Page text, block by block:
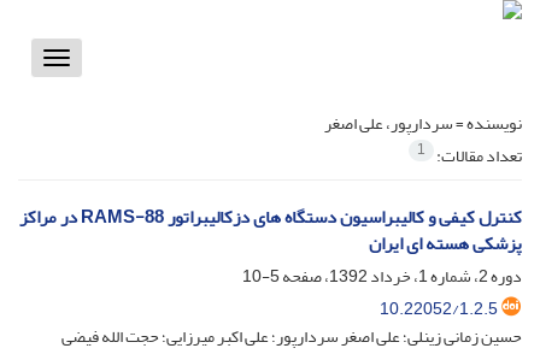
Toggle
نویسنده =سردارپور، علی اصغر
تعداد مقالات: 1
کنترل کیفی و کالیبراسیون دستگاه های دزکالیبراتور RAMS-88 در مراکز
پزشکی هسته ای ایران
دوره 2، شماره 1، خرداد 1392، صفحه
5-10
10.22052/1.2.5
حسین زمانی زینلی؛ علی اصغر سردارپور؛ علی اکبر میرزایی؛ حجت الله فیضی